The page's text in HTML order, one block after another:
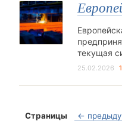
текущая
25.02.2026
Страницы ←